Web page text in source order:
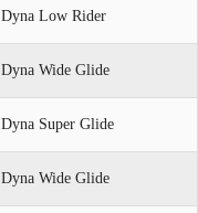
Dyna Low Rider
Dyna Wide Glide
Dyna Super Glide
Dyna Wide Glide